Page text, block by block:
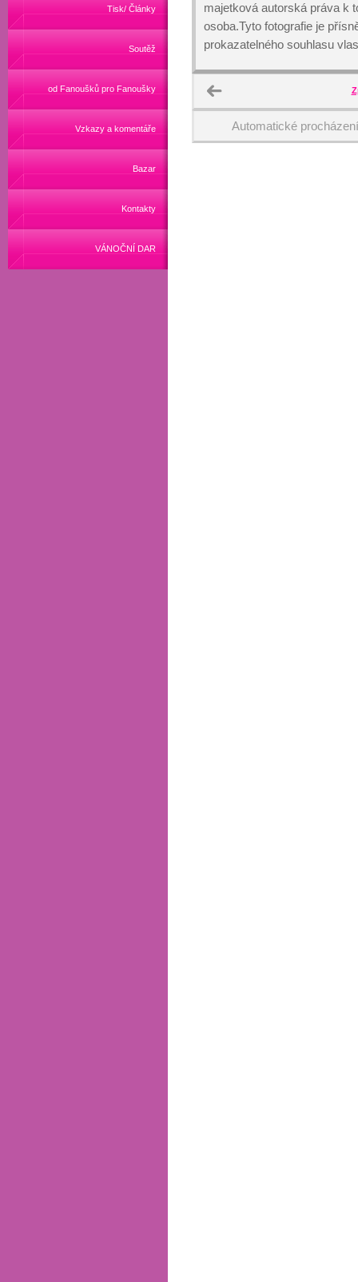
Tisk/ Články
Soutěž
od Fanoušků pro Fanoušky
Vzkazy a komentáře
Bazar
Kontakty
VÁNOČNÍ DAR
majetková autorská práva k
osoba.Tyto fotografie je
prokazatelného souhlasu
Automatické